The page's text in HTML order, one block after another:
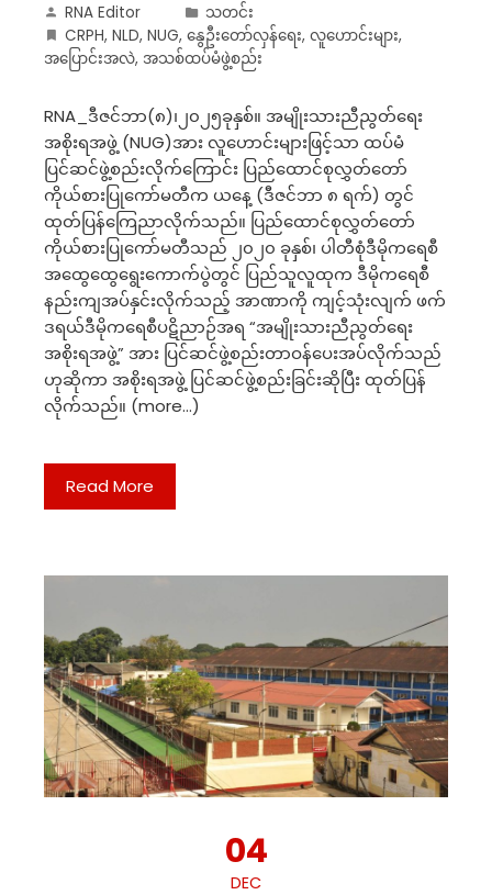
RNA Editor
သတင်း
CRPH, NLD, NUG, နွေဦးတော်လှန်ရေး, လူဟောင်းများ,
အပြောင်းအလဲ, အသစ်ထပ်မံဖွဲ့စည်း
RNA_ဒီဇင်ဘာ(၈)၊၂၀၂၅ခုနှစ်။ အမျိုးသားညီညွတ်ရေး
အစိုးရအဖွဲ့ (NUG)အား လူဟောင်းများဖြင့်သာ ထပ်မံ
ပြင်ဆင်ဖွဲ့စည်းလိုက်ကြောင်း ပြည်ထောင်စုလွှတ်တော်
ကိုယ်စားပြုကော်မတီက ယနေ့ (ဒီဇင်ဘာ ၈ ရက်) တွင်
ထုတ်ပြန်ကြေညာလိုက်သည်။ ပြည်ထောင်စုလွှတ်တော်
ကိုယ်စားပြုကော်မတီသည် ၂၀၂၀ ခုနှစ်၊ ပါတီစုံဒီမိုကရေစီ
အထွေထွေရွေးကောက်ပွဲတွင် ပြည်သူလူထုက ဒီမိုကရေစီ
နည်းကျအပ်နှင်းလိုက်သည့် အာဏာကို ကျင့်သုံးလျက် ဖက်
ဒရယ်ဒီမိုကရေစီပဋိညာဉ်အရ “အမျိုးသားညီညွတ်ရေး
အစိုးရအဖွဲ့” အား ပြင်ဆင်ဖွဲ့စည်းတာဝန်ပေးအပ်လိုက်သည်
ဟုဆိုကာ အစိုးရအဖွဲ့ ပြင်ဆင်ဖွဲ့စည်းခြင်းဆိုပြီး ထုတ်ပြန်
လိုက်သည်။ (more…)
Read More
04
DEC